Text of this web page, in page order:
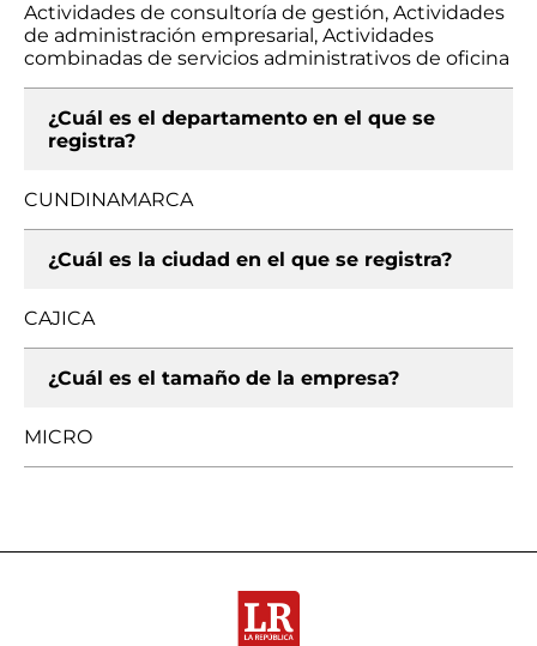
Actividades de consultoría de gestión, Actividades
de administración empresarial, Actividades
combinadas de servicios administrativos de oficina
¿Cuál es el departamento en el que se
registra?
CUNDINAMARCA
¿Cuál es la ciudad en el que se registra?
CAJICA
¿Cuál es el tamaño de la empresa?
MICRO